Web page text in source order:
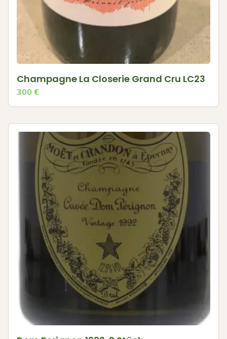
Champagne La Closerie Grand Cru LC23
300 €